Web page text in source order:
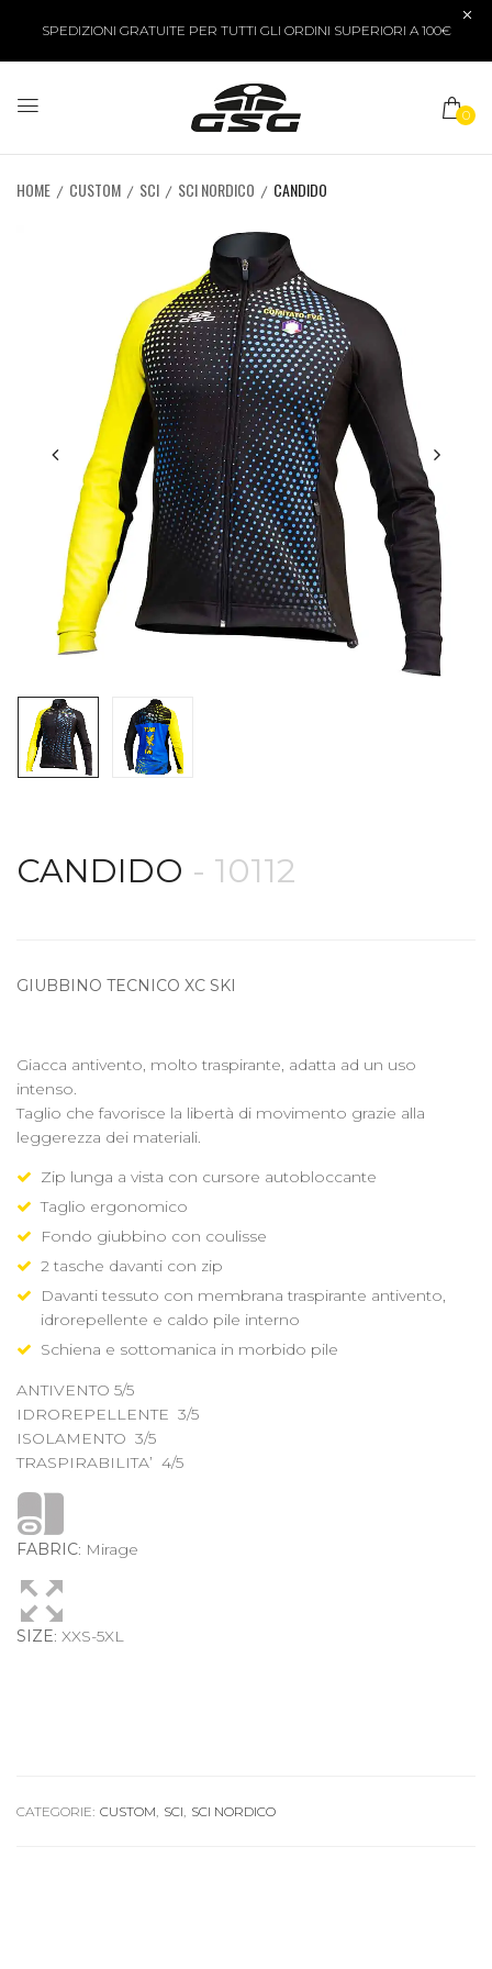
SPEDIZIONI GRATUITE PER TUTTI GLI ORDINI SUPERIORI A 100€
0
HOME CUSTOM SCI SCI NORDICO CANDIDO
CANDIDO - 10112
GIUBBINO TECNICO XC SKI
Giacca antivento, molto traspirante, adatta ad un uso
intenso.
Taglio che favorisce la libertà di movimento grazie alla
leggerezza dei materiali.
Zip lunga a vista con cursore autobloccante
Taglio ergonomico
Fondo giubbino con coulisse
2 tasche davanti con zip
Davanti tessuto con membrana traspirante antivento,
idrorepellente e caldo pile interno
Schiena e sottomanica in morbido pile
ANTIVENTO 5/5
IDROREPELLENTE 3/5
ISOLAMENTO 3/5
TRASPIRABILITA’ 4/5
FABRIC: Mirage
SIZE: XXS-5XL
CATEGORIE: CUSTOM, SCI, SCI NORDICO